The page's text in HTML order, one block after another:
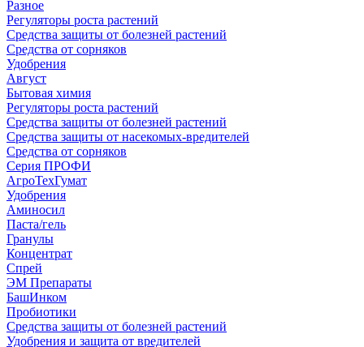
Разное
Регуляторы роста растений
Средства защиты от болезней растений
Средства от сорняков
Удобрения
Август
Бытовая химия
Регуляторы роста растений
Средства защиты от болезней растений
Средства защиты от насекомых-вредителей
Средства от сорняков
Серия ПРОФИ
АгроТехГумат
Удобрения
Аминосил
Паста/гель
Гранулы
Концентрат
Спрей
ЭМ Препараты
БашИнком
Пробиотики
Средства защиты от болезней растений
Удобрения и защита от вредителей